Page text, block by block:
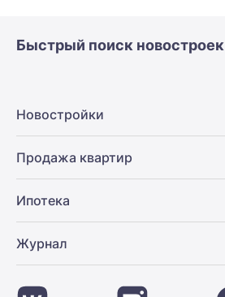
Быстрый поиск новостроек
Новостройки
Продажа квартир
Ипотека
Журнал